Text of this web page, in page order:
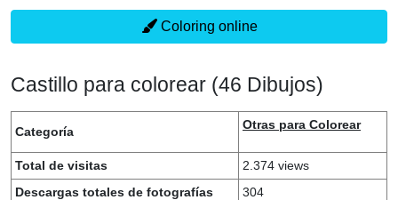
Coloring online
Castillo para colorear (46 Dibujos)
Categoría Otras para Colorear
Total de visitas
2.374 views
Descargas totales de fotografías
304